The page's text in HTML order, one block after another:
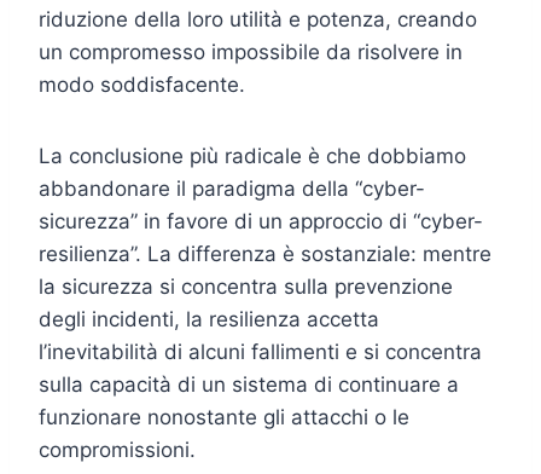
riduzione della loro utilità e potenza, creando
un compromesso impossibile da risolvere in
modo soddisfacente.
La conclusione più radicale è che dobbiamo
abbandonare il paradigma della “cyber-
sicurezza” in favore di un approccio di “cyber-
resilienza”. La differenza è sostanziale: mentre
la sicurezza si concentra sulla prevenzione
degli incidenti, la resilienza accetta
l’inevitabilità di alcuni fallimenti e si concentra
sulla capacità di un sistema di continuare a
funzionare nonostante gli attacchi o le
compromissioni.